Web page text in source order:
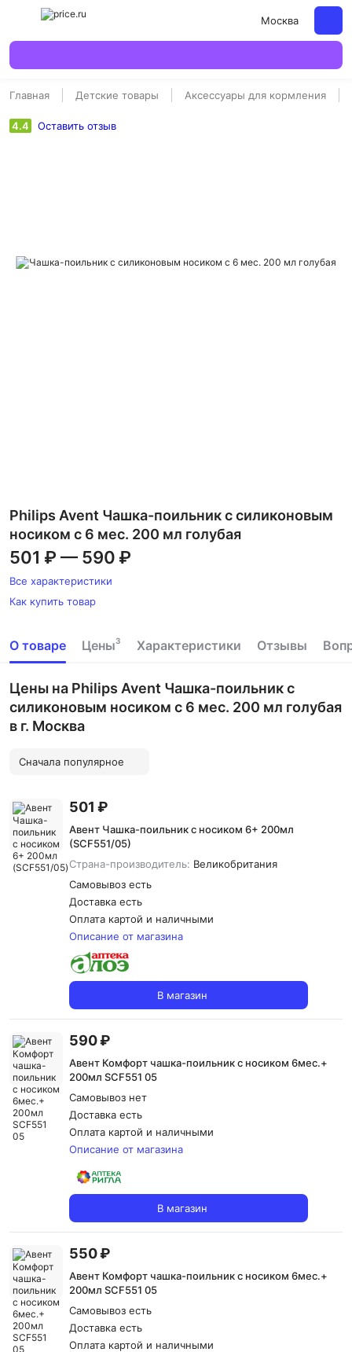
Москва
Главная Детские товары Аксессуары для кормления
4.4 Оставить отзыв
Philips Avent Чашка-поильник с силиконовым
носиком с 6 мес. 200 мл голубая
501 ₽ — 590 ₽
Все характеристики
Как купить товар
О товаре Цены3 Характеристики Отзывы
Цены на Philips Avent Чашка-поильник с
силиконовым носиком с 6 мес. 200 мл голубая
в г. Москва
Сначала популярное
501 ₽
Авент Чашка-поильник с носиком 6+ 200мл
(SCF551/05)
Страна-производитель: Великобритания
Самовывоз есть
Доставка есть
Оплата картой и наличными
Описание от магазина
В магазин
590 ₽
Авент Комфорт чашка-поильник с носиком 6мес.+
200мл SCF551 05
Самовывоз нет
Доставка есть
Оплата картой и наличными
Описание от магазина
В магазин
550 ₽
Авент Комфорт чашка-поильник с носиком 6мес.+
200мл SCF551 05
Самовывоз есть
Доставка есть
Оплата картой и наличными